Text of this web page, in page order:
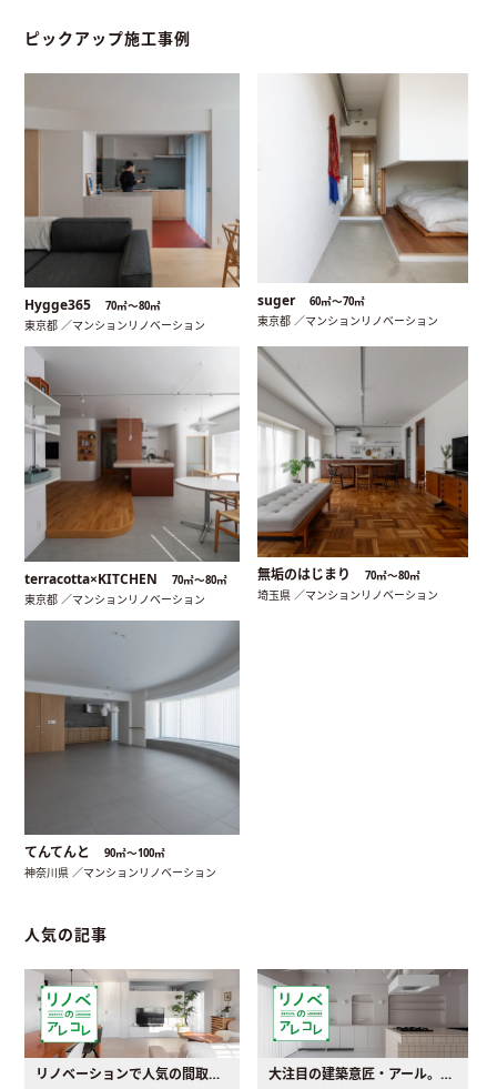
ピックアップ施工事例
Hygge365 70㎡〜80㎡
東京都 ／マンションリノベーション
suger 60㎡〜70㎡
東京都 ／マンションリノベーション
terracotta×KITCHEN 70㎡〜80㎡
東京都 ／マンションリノベーション
無垢のはじまり 70㎡〜80㎡
埼玉県 ／マンションリノベーション
てんてんと 90㎡〜100㎡
神奈川県 ／マンションリノベーション
人気の記事
リノベーションで人気の間取りとは？トレンドの間取りと実例を徹底解説 大注目の建築意匠・アール。人気の理由と空間に取り入れるポイント